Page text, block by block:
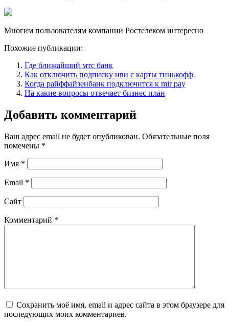
Многим пользователям компании Ростелеком интересно
Похожие публикации:
Где ближайший мтс банк
Как отключить подписку иви с карты тинькофф
Когда райффайзенбанк подключится к mir pay
На какие вопросы отвечает бизнес план
Добавить комментарий
Ваш адрес email не будет опубликован. Обязательные поля
помечены *
Имя *
Email *
Сайт
Комментарий *
Сохранить моё имя, email и адрес сайта в этом браузере для
последующих моих комментариев.